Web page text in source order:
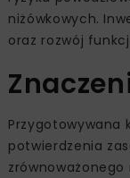
niżówkowych.
oraz rozwój
Przygotowywana
potwierdzenia